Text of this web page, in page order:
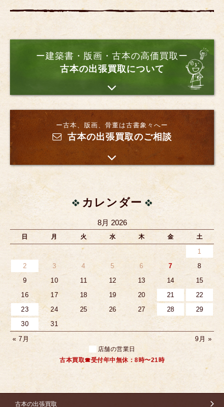
ー建築書・版画・古本の高価買取ー
古本の出張買取について
ー古本、版画、骨董は古書象々へー
古本の出張買取のご相談
カレンダー
8月 2026
日 月 火 水 木 金 土
1
2
3 4 5 6 7
8
9
10 11 12 13 14
15
16
17 18 19 20 21
22
23
24 25 26 27 28
29
30
31
« 7月
9月 »
店舗の営業日
古本買取☎受付年中無休：8時〜21時
古本の出張買取